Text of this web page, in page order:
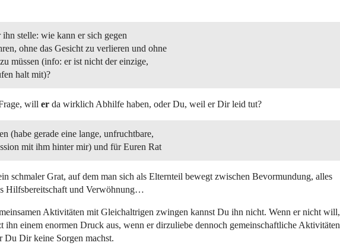
stelle: wie kann er sich gegen
ohne das Gesicht zu verlieren und ohne
müssen (info: er ist nicht der einzige,
halt mit)?
will er da wirklich Abhilfe haben, oder Du, weil er Dir leid tut?
(habe gerade eine lange, unfruchtbare,
mit ihm hinter mir) und für Euren Rat
schmaler Grat, auf dem man sich als Elternteil bewegt zwischen Bevormundung, alles
Hilfsbereitschaft und Verwöhnung…
Aktivitäten mit Gleichaltrigen zwingen kannst Du ihn nicht. Wenn er nicht will,
ihn einem enormen Druck aus, wenn er dirzuliebe dennoch gemeinschaftliche Aktivitäten
Du Dir keine Sorgen machst.